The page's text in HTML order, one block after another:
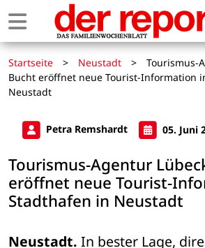
Startseite > Neustadt >
Tourismus-
Bucht eröffnet neue Tourist-Information
Neustadt
Petra Remshardt 05. Juni
Tourismus-Agentur
eröffnet neue Tourist-
Stadthafen in Neustadt
Neustadt. In bester Lage,